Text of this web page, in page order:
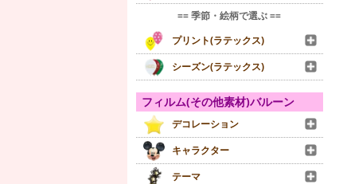
== 季節・絵柄で選ぶ ==
プリント(ラテックス)
シーズン(ラテックス)
フィルム(その他素材)バルーン
デコレーション
キャラクター
テーマ